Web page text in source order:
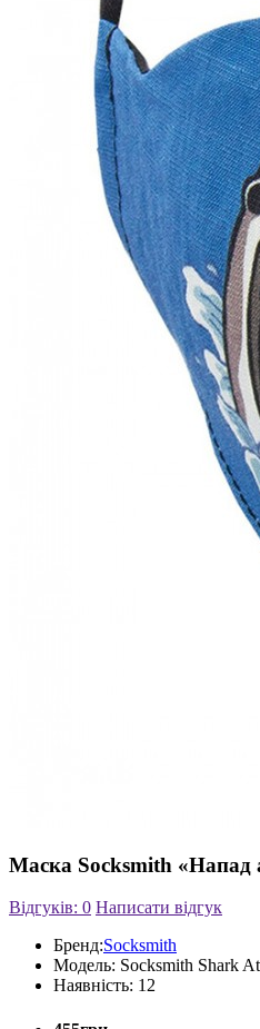
Маска Socksmith «Напад
Відгуків: 0 Написати відгук
Бренд:Socksmith
Модель: Socksmith Shark
Наявність: 12